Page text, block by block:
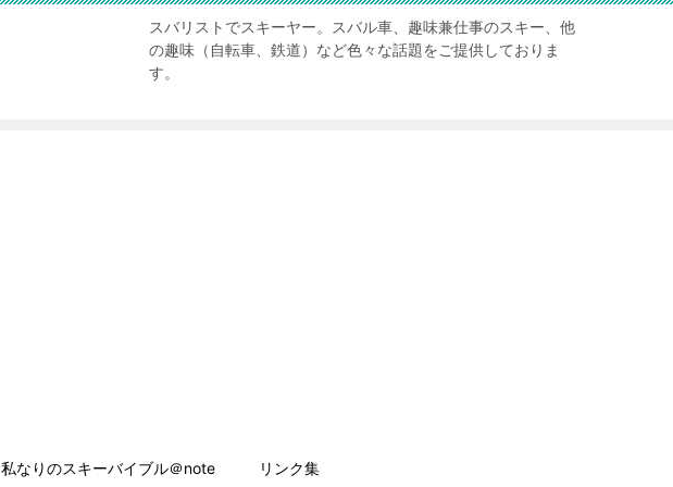
スバリストでスキーヤー。スバル車、趣味兼仕事のスキー、他
の趣味（自転車、鉄道）など色々な話題をご提供しておりま
す。
私なりのスキーバイブル＠note リンク集